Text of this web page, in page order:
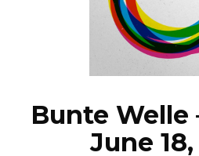
Bunte Welle
June